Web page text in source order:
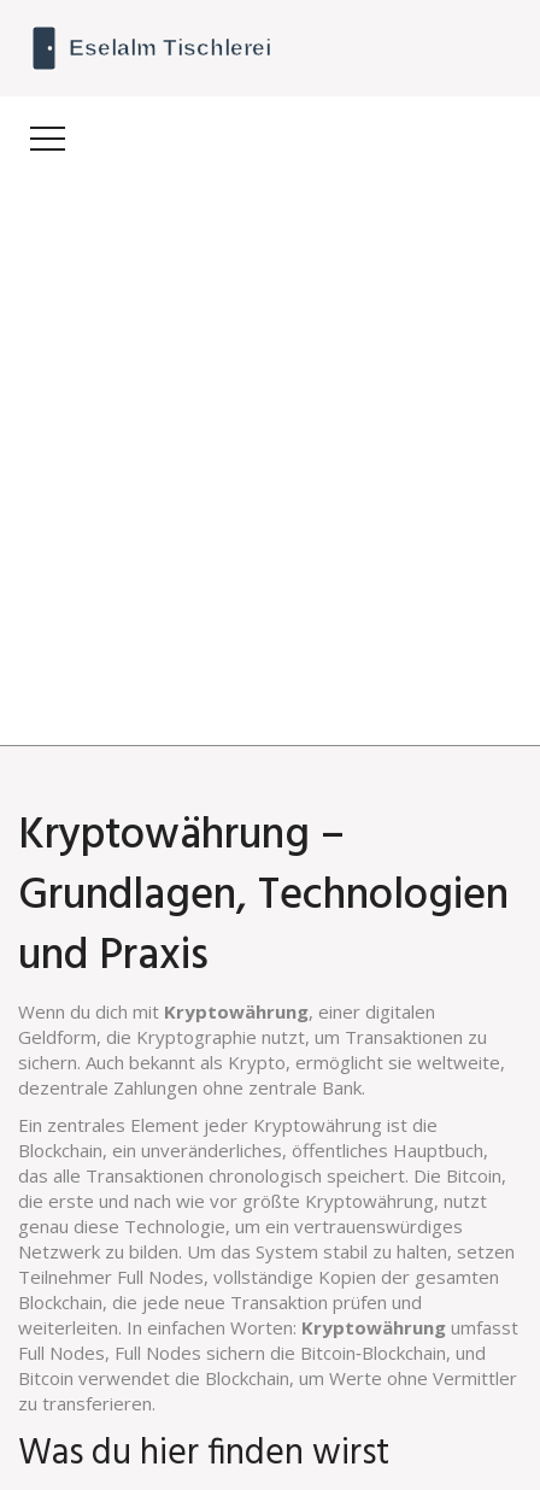
Kryptowährung –
Grundlagen, Technologien
und Praxis
Wenn du dich mit Kryptowährung, einer digitalen
Geldform, die Kryptographie nutzt, um Transaktionen zu
sichern. Auch bekannt als Krypto, ermöglicht sie weltweite,
dezentrale Zahlungen ohne zentrale Bank.
Ein zentrales Element jeder Kryptowährung ist die
Blockchain, ein unveränderliches, öffentliches Hauptbuch,
das alle Transaktionen chronologisch speichert. Die Bitcoin,
die erste und nach wie vor größte Kryptowährung, nutzt
genau diese Technologie, um ein vertrauenswürdiges
Netzwerk zu bilden. Um das System stabil zu halten, setzen
Teilnehmer Full Nodes, vollständige Kopien der gesamten
Blockchain, die jede neue Transaktion prüfen und
weiterleiten. In einfachen Worten: Kryptowährung umfasst
Full Nodes, Full Nodes sichern die Bitcoin‑Blockchain, und
Bitcoin verwendet die Blockchain, um Werte ohne Vermittler
zu transferieren.
Was du hier finden wirst